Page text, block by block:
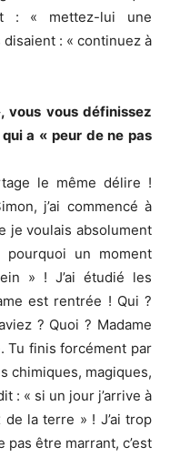
: « mettez-lui une
: « continuez à
vous vous définissez
a « peur de ne pas
le même délire !
j’ai commencé à
je voulais absolument
un moment
» ! J’ai étudié les
est rentrée ! Qui ?
? Quoi ? Madame
Tu finis forcément par
chimiques, magiques,
: « si un jour j’arrive à
la terre » ! J’ai trop
être marrant, c’est